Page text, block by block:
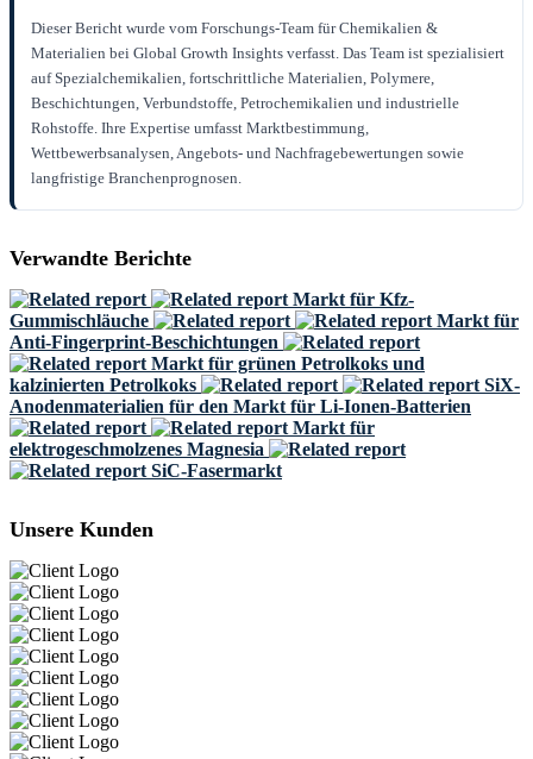
Dieser Bericht wurde vom Forschungs-Team für Chemikalien &
Materialien bei Global Growth Insights verfasst. Das Team ist spezialisiert
auf Spezialchemikalien, fortschrittliche Materialien, Polymere,
Beschichtungen, Verbundstoffe, Petrochemikalien und industrielle
Rohstoffe. Ihre Expertise umfasst Marktbestimmung,
Wettbewerbsanalysen, Angebots- und Nachfragebewertungen sowie
langfristige Branchenprognosen.
Verwandte Berichte
Markt für Kfz-
Gummischläuche
Markt für
Anti-Fingerprint-Beschichtungen
Markt für grünen Petrolkoks und
kalzinierten Petrolkoks
SiX-
Anodenmaterialien für den Markt für Li-Ionen-Batterien
Markt für
elektrogeschmolzenes Magnesia
SiC-Fasermarkt
Unsere Kunden